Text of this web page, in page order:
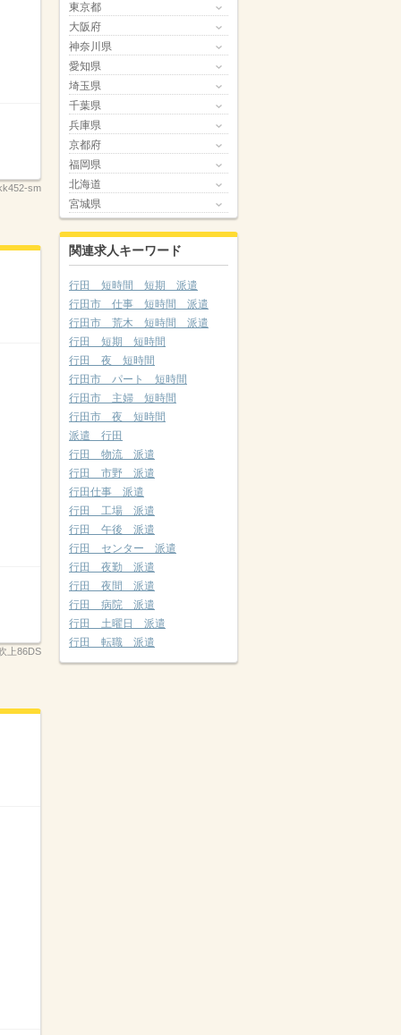
sm
上86DS
東京都
大阪府
神奈川県
愛知県
埼玉県
千葉県
兵庫県
京都府
福岡県
北海道
宮城県
関連求人キーワード
行田 短時間 短期 派遣
行田市 仕事 短時間 派遣
行田市 荒木 短時間 派遣
行田 短期 短時間
行田 夜 短時間
行田市 パート 短時間
行田市 主婦 短時間
行田市 夜 短時間
派遣 行田
行田 物流 派遣
行田 市野 派遣
行田仕事 派遣
行田 工場 派遣
行田 午後 派遣
行田 センター 派遣
行田 夜勤 派遣
行田 夜間 派遣
行田 病院 派遣
行田 土曜日 派遣
行田 転職 派遣